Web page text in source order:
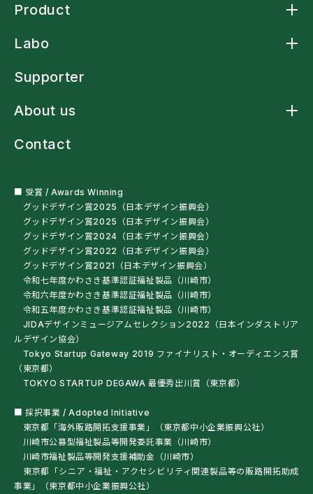
Product
アームスリングケープ
アームスリング標準型
アームストラップシャツ
多機能レインウェア
ペットボトルオープナー
Labo
Supporter
About us
ニュース
会社概要
Contact
■ 受賞 / Awards Winning
グッドデザイン賞2025（日本デザイン振興会）
グッドデザイン賞2025（日本デザイン振興会）
グッドデザイン賞2024（日本デザイン振興会）
グッドデザイン賞2022（日本デザイン振興会）
グッドデザイン賞2021（日本デザイン振興会）
令和七年度かわさき基準認証福祉製品（川崎市）
令和六年度かわさき基準認証福祉製品（川崎市）
令和五年度かわさき基準認証福祉製品（川崎市）
JIDAデザインミュージアムセレクション2022（日本インダストリア
ルデザイン協会）
Tokyo Startup Gateway 2019 ファイナリスト・オーディエンス賞
（東京都）
TOKYO STARTUP DEGAWA 最優秀出川賞（東京都）
■ 採択事業 / Adopted Initiative
東京都「海外販路開拓支援事業」（東京都中小企業振興公社）
川崎市公募型福祉製品等開発委託事業（川崎市）
川崎市福祉製品等開発支援補助金（川崎市）
東京都「シニア・福祉・アクセシビリティ関連製品等の販路開拓助成
事業」（東京都中小企業振興公社）